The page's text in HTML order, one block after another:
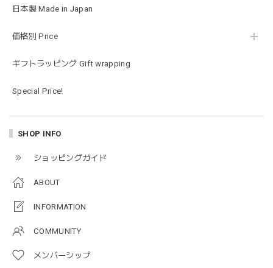
日本製 Made in Japan
価格別 Price
ギフトラッピング Gift wrapping
Special Price!
SHOP INFO
ショッピングガイド
ABOUT
INFORMATION
COMMUNITY
メンバーシップ
ラス…お絵描きセットと食具までたっぷりと入っていまし
すぐに使い始めました。今年もまた購入したいと思える最高
taupe（チャコールグレー）